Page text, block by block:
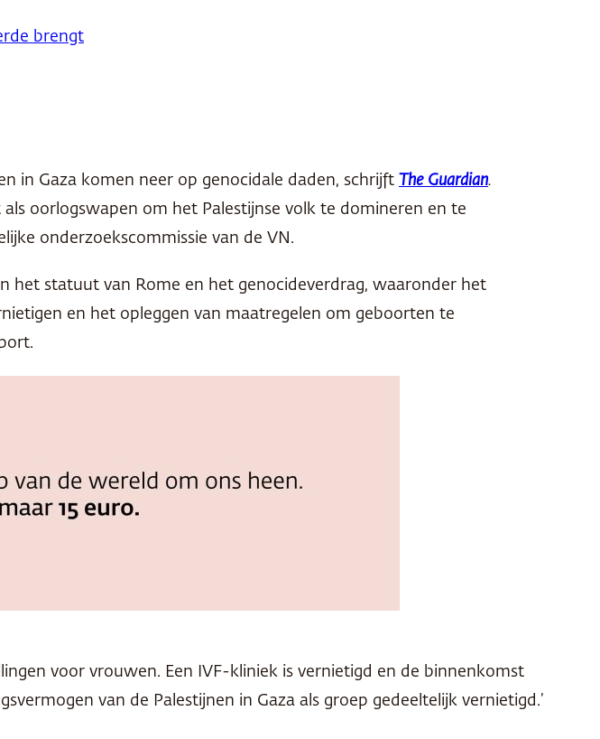
brengt
in Gaza komen neer op genocidale daden, schrijft The Guardian.
oorlogswapen om het Palestijnse volk te domineren en te
onderzoekscommissie van de VN.
het statuut van Rome en het genocideverdrag, waaronder het
en het opleggen van maatregelen om geboorten te
voor vrouwen. Een IVF-kliniek is vernietigd en de binnenkomst
van de Palestijnen in Gaza als groep gedeeltelijk vernietigd.’